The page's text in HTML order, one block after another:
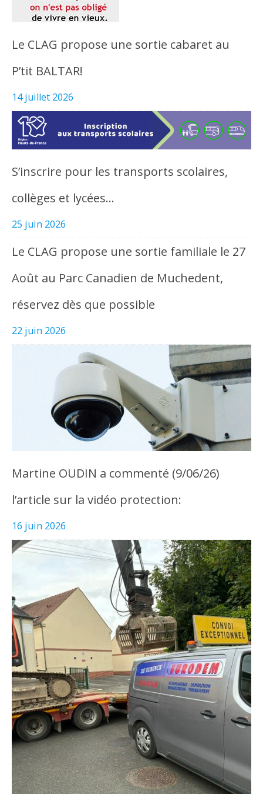
Le CLAG propose une sortie cabaret au
P’tit BALTAR!
14 juillet 2026
S’inscrire pour les transports scolaires,
collèges et lycées…
25 juin 2026
Le CLAG propose une sortie familiale le 27
Août au Parc Canadien de Muchedent,
réservez dès que possible
22 juin 2026
Martine OUDIN a commenté (9/06/26)
l’article sur la vidéo protection:
16 juin 2026